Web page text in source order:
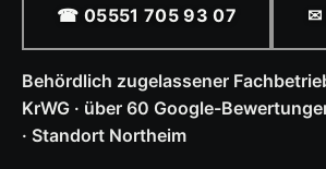
☎ 05551 705 93 07 ✉
Behördlich zugelassener
KrWG · über 60 Google-
· Standort Northeim